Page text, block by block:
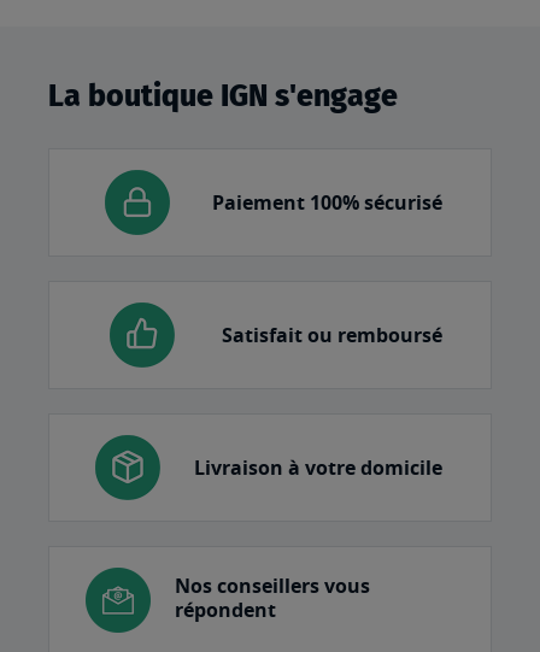
La boutique IGN s'engage
Paiement 100% sécurisé
Satisfait ou remboursé
Livraison à votre domicile
Nos conseillers vous
répondent